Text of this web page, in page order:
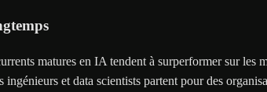
matures en IA tendent à surperformer sur les
ingénieurs et data scientists partent pour des